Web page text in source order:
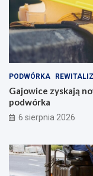
PODWÓRKA
Gajowice zyskają
podwórka
6 sierpnia 2026